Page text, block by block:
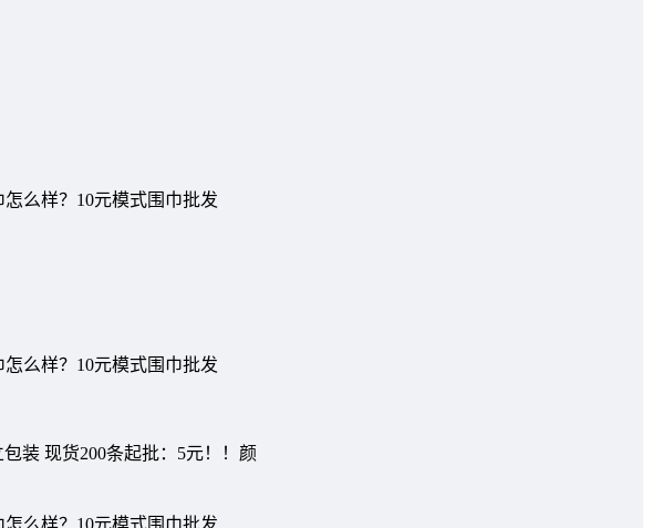
装 现货200条起批：5元！！颜